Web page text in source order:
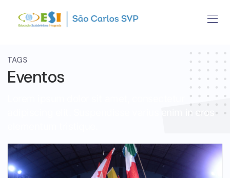
TAGS
Eventos
adipiscing elit. Suspendisse varius enim in eros